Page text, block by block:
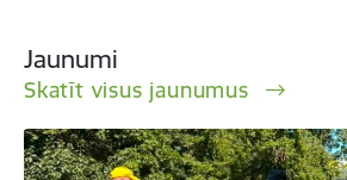
Jaunumi
Skatīt visus jaunumus